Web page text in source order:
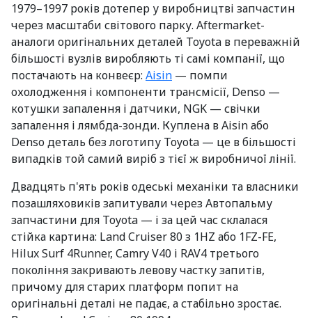
1979–1997 років дотепер у виробництві запчастин
через масштаби світового парку. Aftermarket-
аналоги оригінальних деталей Toyota в переважній
більшості вузлів виробляють ті самі компанії, що
постачають на конвеєр: Aisin — помпи
охолодження і компоненти трансмісії, Denso —
котушки запалення і датчики, NGK — свічки
запалення і лямбда-зонди. Куплена в Aisin або
Denso деталь без логотипу Toyota — це в більшості
випадків той самий виріб з тієї ж виробничої лінії.
Двадцять п'ять років одеські механіки та власники
позашляховиків запитували через Автопальму
запчастини для Toyota — і за цей час склалася
стійка картина: Land Cruiser 80 з 1HZ або 1FZ-FE,
Hilux Surf 4Runner, Camry V40 і RAV4 третього
покоління закривають левову частку запитів,
причому для старих платформ попит на
оригінальні деталі не падає, а стабільно зростає.